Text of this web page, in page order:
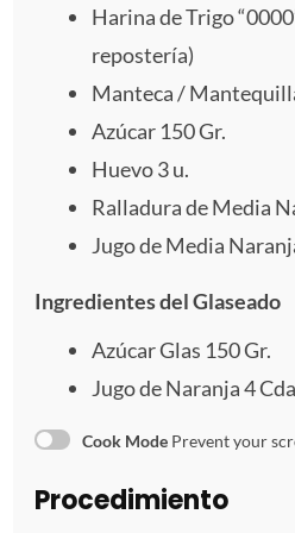
r
e
l
l
a
r
e
l
l
a
r
e
l
l
a
r
e
l
l
a
r
l
l
Harina de Trigo
repostería)
Manteca /
Azúcar 150 Gr.
Huevo3u.
Ralladura de Media
Jugo de Media
Ingredientes del Glaseado
Azúcar Glas 150 Gr.
Jugo de Naranja 4
Cook Mode Prevent your
Procedimiento